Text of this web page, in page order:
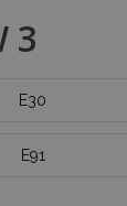
3
E30
E91